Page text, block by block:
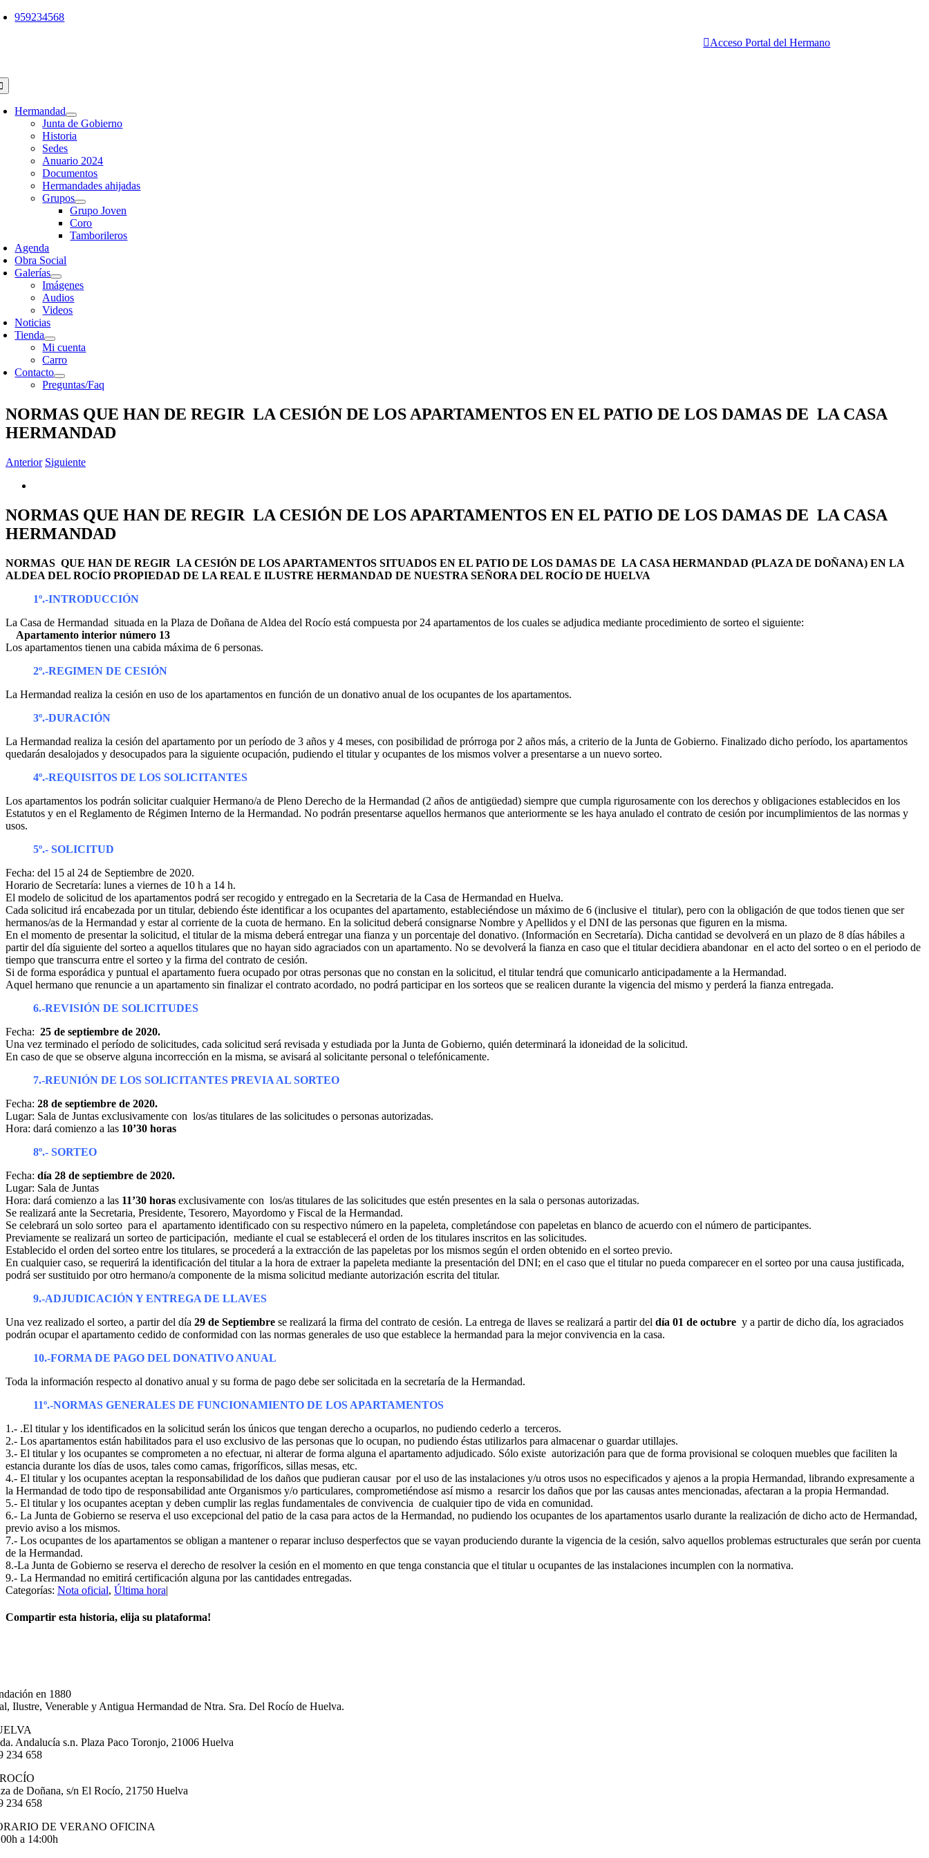
Saltar
959234568
Acceso Portal del Hermano
Hermandad
Junta de Gobierno
Historia
Sedes
Anuario 2024
Documentos
Hermandades ahijadas
Grupos
Grupo Joven
Coro
Tamborileros
Agenda
Obra Social
Galerías
Imágenes
Audios
Videos
Noticias
Tienda
Mi cuenta
Carro
Contacto
Preguntas/Faq
NORMAS QUE HAN DE REGIR LA CESIÓN DE LOS APARTAMENTOS EN EL PATIO DE LOS DAMAS DE LA CASA
HERMANDAD
Anterior Siguiente
NORMAS QUE HAN DE REGIR LA CESIÓN DE LOS APARTAMENTOS EN EL PATIO DE LOS DAMAS DE LA CASA
HERMANDAD
NORMAS QUE HAN DE REGIR LA CESIÓN DE LOS APARTAMENTOS SITUADOS EN EL PATIO DE LOS DAMAS DE LA CASA HERMANDAD (PLAZA DE DOÑANA) EN LA
ALDEA DEL ROCÍO PROPIEDAD DE LA REAL E ILUSTRE HERMANDAD DE NUESTRA SEÑORA DEL ROCÍO DE HUELVA
1º.-INTRODUCCIÓN
La Casa de Hermandad situada en la Plaza de Doñana de Aldea del Rocío está compuesta por 24 apartamentos de los cuales se adjudica mediante procedimiento de sorteo el siguiente:
Apartamento interior número 13
Los apartamentos tienen una cabida máxima de 6 personas.
2º.-REGIMEN DE CESIÓN
La Hermandad realiza la cesión en uso de los apartamentos en función de un donativo anual de los ocupantes de los apartamentos.
3º.-DURACIÓN
La Hermandad realiza la cesión del apartamento por un período de 3 años y 4 meses, con posibilidad de prórroga por 2 años más, a criterio de la Junta de Gobierno. Finalizado dicho período, los apartamentos
quedarán desalojados y desocupados para la siguiente ocupación, pudiendo el titular y ocupantes de los mismos volver a presentarse a un nuevo sorteo.
4º.-REQUISITOS DE LOS SOLICITANTES
Los apartamentos los podrán solicitar cualquier Hermano/a de Pleno Derecho de la Hermandad (2 años de antigüedad) siempre que cumpla rigurosamente con los derechos y obligaciones establecidos en los
Estatutos y en el Reglamento de Régimen Interno de la Hermandad. No podrán presentarse aquellos hermanos que anteriormente se les haya anulado el contrato de cesión por incumplimientos de las normas y
usos.
5º.- SOLICITUD
Fecha: del 15 al 24 de Septiembre de 2020.
Horario de Secretaría: lunes a viernes de 10 h a 14 h.
El modelo de solicitud de los apartamentos podrá ser recogido y entregado en la Secretaria de la Casa de Hermandad en Huelva.
Cada solicitud irá encabezada por un titular, debiendo éste identificar a los ocupantes del apartamento, estableciéndose un máximo de 6 (inclusive el titular), pero con la obligación de que todos tienen que ser
hermanos/as de la Hermandad y estar al corriente de la cuota de hermano. En la solicitud deberá consignarse Nombre y Apellidos y el DNI de las personas que figuren en la misma.
En el momento de presentar la solicitud, el titular de la misma deberá entregar una fianza y un porcentaje del donativo. (Información en Secretaría). Dicha cantidad se devolverá en un plazo de 8 días hábiles a
partir del día siguiente del sorteo a aquellos titulares que no hayan sido agraciados con un apartamento. No se devolverá la fianza en caso que el titular decidiera abandonar en el acto del sorteo o en el periodo de
tiempo que transcurra entre el sorteo y la firma del contrato de cesión.
Si de forma esporádica y puntual el apartamento fuera ocupado por otras personas que no constan en la solicitud, el titular tendrá que comunicarlo anticipadamente a la Hermandad.
Aquel hermano que renuncie a un apartamento sin finalizar el contrato acordado, no podrá participar en los sorteos que se realicen durante la vigencia del mismo y perderá la fianza entregada.
6.-REVISIÓN DE SOLICITUDES
Fecha: 25 de septiembre de 2020.
Una vez terminado el período de solicitudes, cada solicitud será revisada y estudiada por la Junta de Gobierno, quién determinará la idoneidad de la solicitud.
En caso de que se observe alguna incorrección en la misma, se avisará al solicitante personal o telefónicamente.
7.-REUNIÓN DE LOS SOLICITANTES PREVIA AL SORTEO
Fecha: 28 de septiembre de 2020.
Lugar: Sala de Juntas exclusivamente con los/as titulares de las solicitudes o personas autorizadas.
Hora: dará comienzo a las 10’30 horas
8º.- SORTEO
Fecha: día 28 de septiembre de 2020.
Lugar: Sala de Juntas
Hora: dará comienzo a las 11’30 horas exclusivamente con los/as titulares de las solicitudes que estén presentes en la sala o personas autorizadas.
Se realizará ante la Secretaria, Presidente, Tesorero, Mayordomo y Fiscal de la Hermandad.
Se celebrará un solo sorteo para el apartamento identificado con su respectivo número en la papeleta, completándose con papeletas en blanco de acuerdo con el número de participantes.
Previamente se realizará un sorteo de participación, mediante el cual se establecerá el orden de los titulares inscritos en las solicitudes.
Establecido el orden del sorteo entre los titulares, se procederá a la extracción de las papeletas por los mismos según el orden obtenido en el sorteo previo.
En cualquier caso, se requerirá la identificación del titular a la hora de extraer la papeleta mediante la presentación del DNI; en el caso que el titular no pueda comparecer en el sorteo por una causa justificada,
podrá ser sustituido por otro hermano/a componente de la misma solicitud mediante autorización escrita del titular.
9.-ADJUDICACIÓN Y ENTREGA DE LLAVES
Una vez realizado el sorteo, a partir del día 29 de Septiembre se realizará la firma del contrato de cesión. La entrega de llaves se realizará a partir del día 01 de octubre y a partir de dicho día, los agraciados
podrán ocupar el apartamento cedido de conformidad con las normas generales de uso que establece la hermandad para la mejor convivencia en la casa.
10.-FORMA DE PAGO DEL DONATIVO ANUAL
Toda la información respecto al donativo anual y su forma de pago debe ser solicitada en la secretaría de la Hermandad.
11º.-NORMAS GENERALES DE FUNCIONAMIENTO DE LOS APARTAMENTOS
1.- .El titular y los identificados en la solicitud serán los únicos que tengan derecho a ocuparlos, no pudiendo cederlo a terceros.
2.- Los apartamentos están habilitados para el uso exclusivo de las personas que lo ocupan, no pudiendo éstas utilizarlos para almacenar o guardar utillajes.
3.- El titular y los ocupantes se comprometen a no efectuar, ni alterar de forma alguna el apartamento adjudicado. Sólo existe autorización para que de forma provisional se coloquen muebles que faciliten la
estancia durante los días de usos, tales como camas, frigoríficos, sillas mesas, etc.
4.- El titular y los ocupantes aceptan la responsabilidad de los daños que pudieran causar por el uso de las instalaciones y/u otros usos no especificados y ajenos a la propia Hermandad, librando expresamente a
la Hermandad de todo tipo de responsabilidad ante Organismos y/o particulares, comprometiéndose así mismo a resarcir los daños que por las causas antes mencionadas, afectaran a la propia Hermandad.
5.- El titular y los ocupantes aceptan y deben cumplir las reglas fundamentales de convivencia de cualquier tipo de vida en comunidad.
6.- La Junta de Gobierno se reserva el uso excepcional del patio de la casa para actos de la Hermandad, no pudiendo los ocupantes de los apartamentos usarlo durante la realización de dicho acto de Hermandad,
previo aviso a los mismos.
7.- Los ocupantes de los apartamentos se obligan a mantener o reparar incluso desperfectos que se vayan produciendo durante la vigencia de la cesión, salvo aquellos problemas estructurales que serán por cuenta
de la Hermandad.
8.-La Junta de Gobierno se reserva el derecho de resolver la cesión en el momento en que tenga constancia que el titular u ocupantes de las instalaciones incumplen con la normativa.
9.- La Hermandad no emitirá certificación alguna por las cantidades entregadas.
Categorías: Nota oficial, Última hora|
Compartir esta historia, elija su plataforma!
en 1880
Ilustre, Venerable y Antigua Hermandad de Ntra. Sra. Del Rocío de Huelva.
Andalucía s.n. Plaza Paco Toronjo, 21006 Huelva
234 658
de Doñana, s/n El Rocío, 21750 Huelva
234 658
DE VERANO OFICINA
a 14:00h